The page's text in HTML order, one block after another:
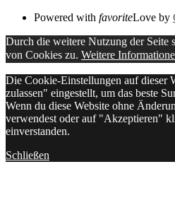
Powered with favoriteLove by
Durch die weitere Nutzung der Seite
von Cookies zu. Weitere
Die Cookie-Einstellungen auf dieser
zulassen" eingestellt, um das beste
Wenn du diese Website ohne
verwendest oder auf "Akzeptieren"
einverstanden.
Schließen